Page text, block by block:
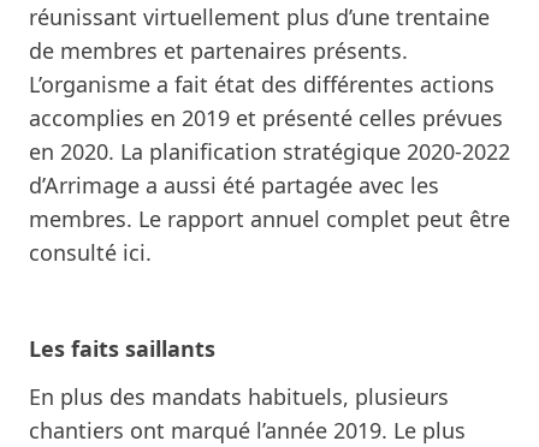
réunissant virtuellement plus d’une trentaine
de membres et partenaires présents.
L’organisme a fait état des différentes actions
accomplies en 2019 et présenté celles prévues
en 2020. La planification stratégique 2020-2022
d’Arrimage a aussi été partagée avec les
membres. Le rapport annuel complet peut être
consulté ici.
Les faits saillants
En plus des mandats habituels, plusieurs
chantiers ont marqué l’année 2019. Le plus